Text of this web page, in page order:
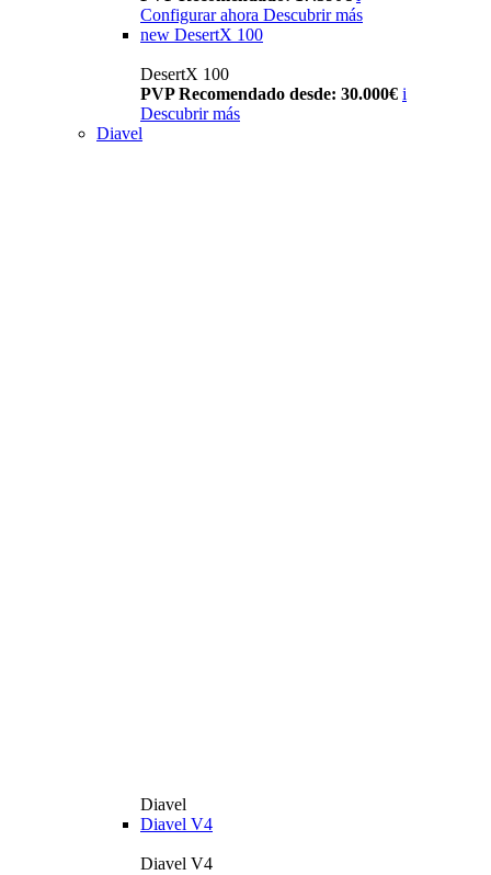
Configurar ahora Descubrir más
new DesertX 100
DesertX 100
PVP Recomendado desde: 30.000€ i
Descubrir más
Diavel
Diavel
Diavel V4
Diavel V4